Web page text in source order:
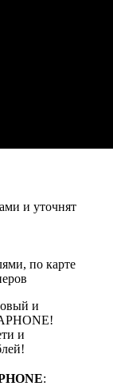
и уточнят
по карте
и
и
: